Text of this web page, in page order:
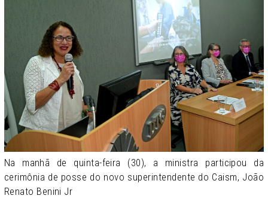
Na manhã de quinta-feira (30), a ministra participou da
cerimônia de posse do novo superintendente do Caism, João
Renato Benini Jr